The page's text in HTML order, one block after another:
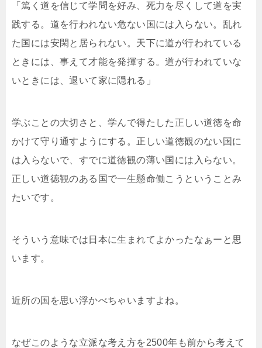
「篤く道を信じて学問を好み、死力を尽くして道を実
践する。道を行われない危ない国には入らない。乱れ
た国には安閑と居られない。天下に道が行われている
ときには、事えて才能を発揮する。道が行われていな
いときには、退いて家に隠れる」
学ぶことの大切さと、学んで得たした正しい道徳を命
かけて守り通すようにする。正しい道徳観のない国に
は入らないで、すでに道徳観の薄い国には入らない。
正しい道徳観のある国で一生懸命働こうということみ
たいです。
そういう意味では日本に生まれてよかったなぁーと思
います。
近所の国を思い浮かべちゃいますよね。
なぜこのような立派な考え方を2500年も前から考えて